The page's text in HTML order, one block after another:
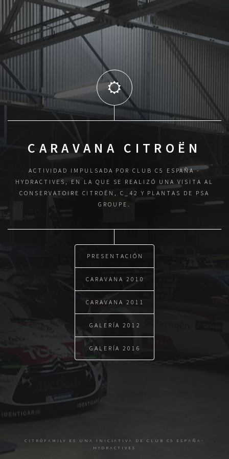
CARAVANA CITROËN
ACTIVIDAD IMPULSADA POR CLUB C5 ESPAÑA -
HYDRACTIVES, EN LA QUE SE REALIZÓ UNA VISITA AL
CONSERVATOIRE CITROËN, C_42 Y PLANTAS DE PSA
GROUPE.
PRESENTACIÓN
CARAVANA 2010
CARAVANA 2011
GALERÍA 2012
GALERÍA 2016
CITRÖFAMILY ES UNA INICIATIVA DE CLUB C5 ESPAÑA-
HYDRACTIVES